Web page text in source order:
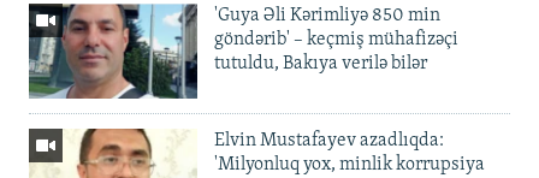
'Guya Əli Kərimliyə 850 min
göndərib' – keçmiş mühafizəçi
tutuldu, Bakıya verilə bilər
Elvin Mustafayev azadlıqda:
'Milyonluq yox, minlik korrupsiya